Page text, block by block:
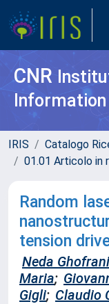
CNR
IRIS Catalogo
01.01 Articolo in
Random
tension
Neda
Maria;
Gigli; Claudio